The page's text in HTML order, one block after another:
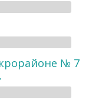
№ 7